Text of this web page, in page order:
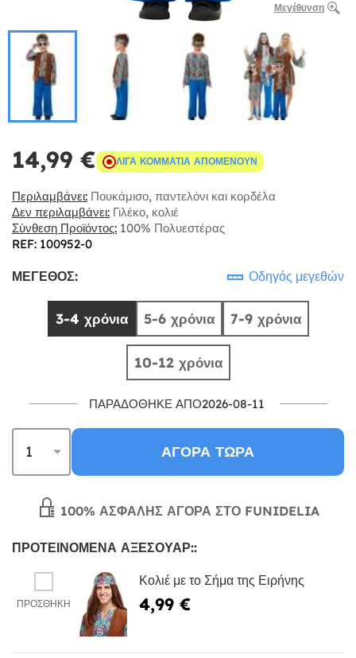
Μεγέθυνση
14,99 € ΛΊΓΑ ΚΟΜΜΆΤΙΑ ΑΠΟΜΈΝΟΥΝ
Περιλαμβάνει: Πουκάμισο, παντελόνι και κορδέλα
Δεν περιλαμβάνει: Γιλέκο, κολιέ
Σύνθεση Προϊόντος: 100% Πολυεστέρας
REF: 100952-0
ΜΈΓΕΘΟΣ: Οδηγός μεγεθών
3-4 χρόνια 5-6 χρόνια 7-9 χρόνια
10-12 χρόνια
ΠΑΡΑΔΌΘΗΚΕ ΑΠΌ2026-08-11
ΑΓΟΡΆ ΤΏΡΑ
100% ΑΣΦΑΛΉΣ ΑΓΟΡΆ ΣΤΟ FUNIDELIA
ΠΡΟΤΕΙΝΌΜΕΝΑ ΑΞΕΣΟΥΆΡ::
ΠΡΟΣΘΉΚΗ
Κολιέ με το Σήμα της Ειρήνης
4,99 €